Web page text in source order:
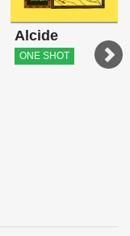
Alcide
ONE SHOT